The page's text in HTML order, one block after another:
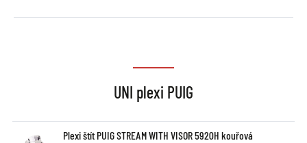
UNI plexi PUIG
Plexi štít PUIG STREAM WITH VISOR 5920H kouřová